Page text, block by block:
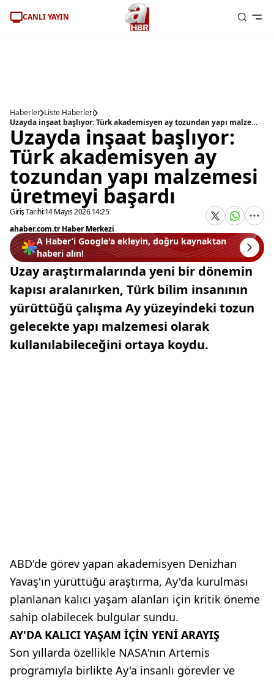
CANLI YAYIN
Haberler Liste Haberleri
Uzayda inşaat başlıyor: Türk akademisyen ay tozundan yapı malzemesi üretmeyi başardı
Uzayda inşaat başlıyor:
Türk akademisyen ay
tozundan yapı malzemesi
üretmeyi başardı
Giriş Tarihi:14 Mayıs 2026 14:25
ahaber.com.tr Haber Merkezi
A Haber’i Google'a ekleyin, doğru kaynaktan
haberi alın!
Uzay araştırmalarında yeni bir dönemin
kapısı aralanırken, Türk bilim insanının
yürüttüğü çalışma Ay yüzeyindeki tozun
gelecekte yapı malzemesi olarak
kullanılabileceğini ortaya koydu.
ABD'de görev yapan akademisyen Denizhan
Yavaş'ın yürüttüğü araştırma, Ay'da kurulması
planlanan kalıcı yaşam alanları için kritik öneme
sahip olabilecek bulgular sundu.
AY'DA KALICI YAŞAM İÇİN YENİ ARAYIŞ
Son yıllarda özellikle NASA'nın Artemis
programıyla birlikte Ay'a insanlı görevler ve